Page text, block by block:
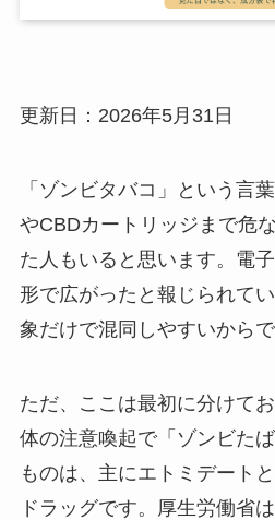
更新日：2026年5月31日
「ゾンビタバコ」という言
やCBDカートリッジまで危
た人もいると思います。電
形で広がったと報じられて
象だけで混同しやすいからで
ただ、ここは最初に分けて
体の注意喚起で「ゾンビた
ものは、主にエトミデート
ドラッグです。厚生労働省